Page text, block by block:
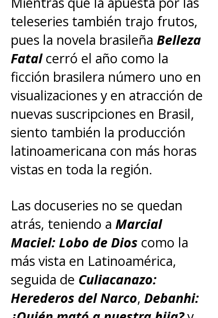
teleseries también trajo frutos,
pues la novela brasileñaBelleza
Fatal cerró el año como la
ficción brasilera número uno en
visualizaciones y en atracción de
nuevas suscripciones en Brasil,
siento también la producción
latinoamericana con más horas
vistas en toda la región.
Las docuseries no se quedan
atrás, teniendo a Marcial
Maciel: Lobo de Dios como la
más vista en Latinoamérica,
seguida de Culiacanazo:
Herederos del Narco,Debanhi: